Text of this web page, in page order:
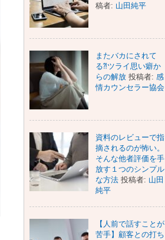
稿者: 山田純平
またバカにされて
る⁈ツライ思い癖か
らの解放 投稿者: 感
情カウンセラー協会
資料のレビューで指
摘されるのが怖い。
そんな他者評価を手
放す１つのシンプル
な方法 投稿者: 山田
純平
【人前で話すことが
苦手】顧客との打ち